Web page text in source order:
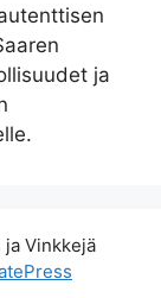
ja
Vinkkejä